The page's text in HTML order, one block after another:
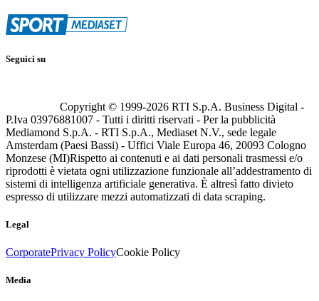
Seguici su
Copyright © 1999-2026 RTI S.p.A. Business Digital -
P.Iva 03976881007 - Tutti i diritti riservati - Per la pubblicità
Mediamond S.p.A. - RTI S.p.A., Mediaset N.V., sede legale
Amsterdam (Paesi Bassi) - Uffici Viale Europa 46, 20093 Cologno
Monzese (MI)Rispetto ai contenuti e ai dati personali trasmessi e/o
riprodotti è vietata ogni utilizzazione funzionale all’addestramento di
sistemi di intelligenza artificiale generativa. È altresì fatto divieto
espresso di utilizzare mezzi automatizzati di data scraping.
Legal
CorporatePrivacy PolicyCookie Policy
Media